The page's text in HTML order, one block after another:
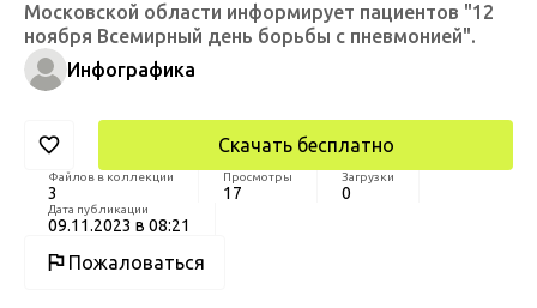
Московской области информирует пациентов "12
ноября Всемирный день борьбы с пневмонией".
Инфографика
Скачать бесплатно
Файлов в коллекции
3
Просмотры
17
Загрузки
0
Дата публикации
09.11.2023 в 08:21
Пожаловаться